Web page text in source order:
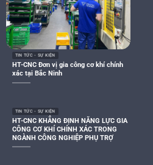
TIN TỨC - SỰ KIỆN
HT-CNC Đơn vị gia công cơ khí chính
xác tại Bắc Ninh
TIN TỨC - SỰ KIỆN
HT-CNC KHẲNG ĐỊNH NĂNG LỰC GIA
CÔNG CƠ KHÍ CHÍNH XÁC TRONG
NGÀNH CÔNG NGHIỆP PHỤ TRỢ